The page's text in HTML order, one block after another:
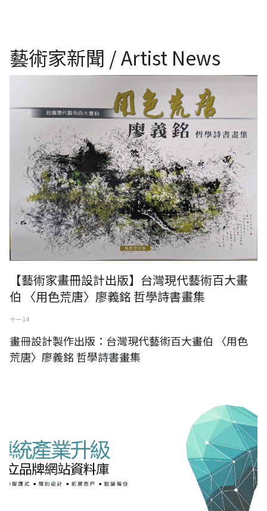
藝術家新聞 / Artist News
【藝術家畫冊設計出版】台灣現代藝術百大畫
伯 〈用色荒唐〉廖義銘 哲學詩書畫集
十一 14
畫冊設計製作出版：台灣現代藝術百大畫伯 〈用色
荒唐〉廖義銘 哲學詩書畫集